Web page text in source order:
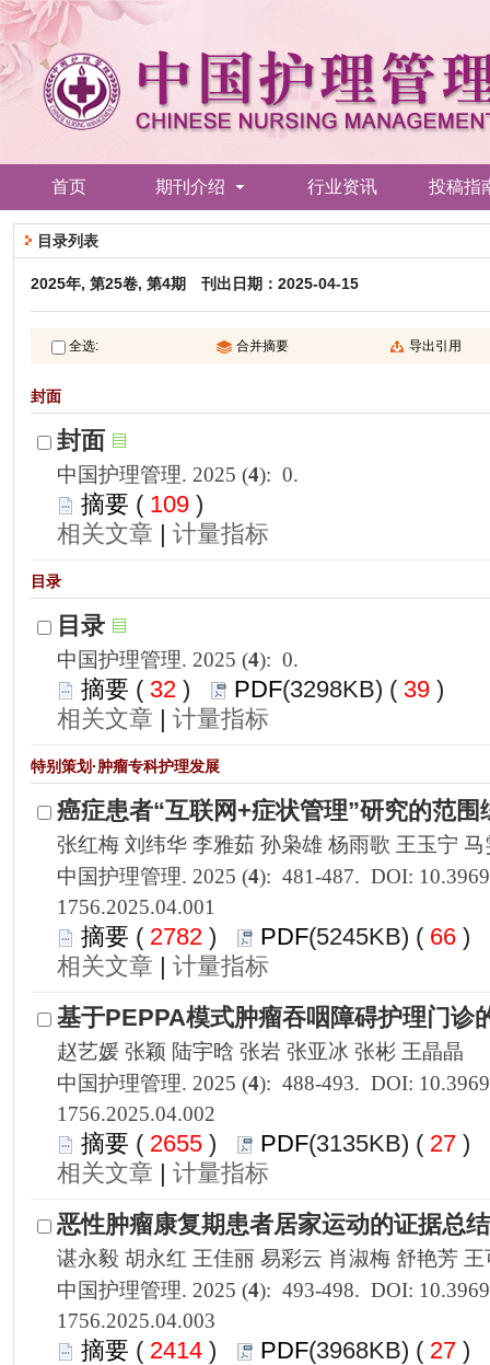
): 0.
109 )
|
): 0.
32 ) 39 )
|
1756.2025.04.001
2782 ) 66 )
|
1756.2025.04.002
2655 ) 27 )
|
1756.2025.04.003
2414 ) 27 )